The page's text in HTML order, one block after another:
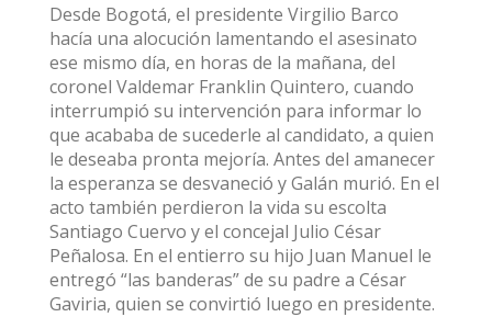
Desde Bogotá, el presidente Virgilio Barco
hacía una alocución lamentando el asesinato
ese mismo día, en horas de la mañana, del
coronel Valdemar Franklin Quintero, cuando
interrumpió su intervención para informar lo
que acababa de sucederle al candidato, a quien
le deseaba pronta mejoría. Antes del amanecer
la esperanza se desvaneció y Galán murió. En el
acto también perdieron la vida su escolta
Santiago Cuervo y el concejal Julio César
Peñalosa. En el entierro su hijo Juan Manuel le
entregó “las banderas” de su padre a César
Gaviria, quien se convirtió luego en presidente.